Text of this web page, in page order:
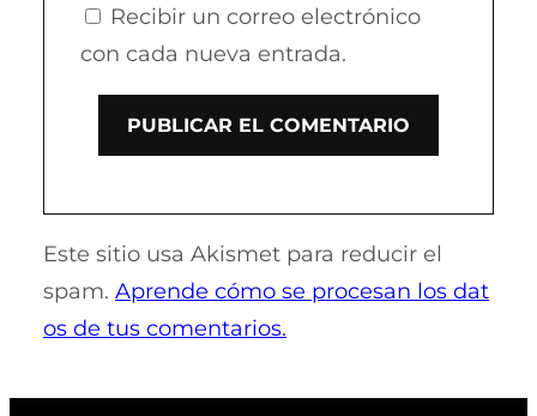
Recibir un correo electrónico
con cada nueva entrada.
Este sitio usa Akismet para reducir el
spam. Aprende cómo se procesan los dat
os de tus comentarios.